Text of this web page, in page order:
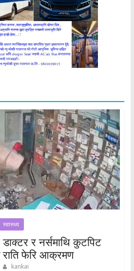
स्वास्थ्य
र नर्समाथि कुटपिट
राति फेरि आक्रमण
kankai